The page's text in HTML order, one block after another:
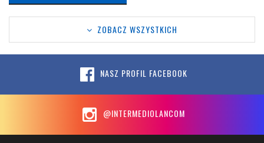
ZOBACZ WSZYSTKICH
NASZ PROFIL FACEBOOK
@INTERMEDIOLANCOM